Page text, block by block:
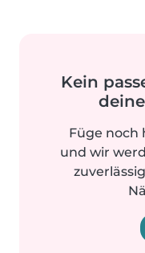
Kein
Füge noch
und wir